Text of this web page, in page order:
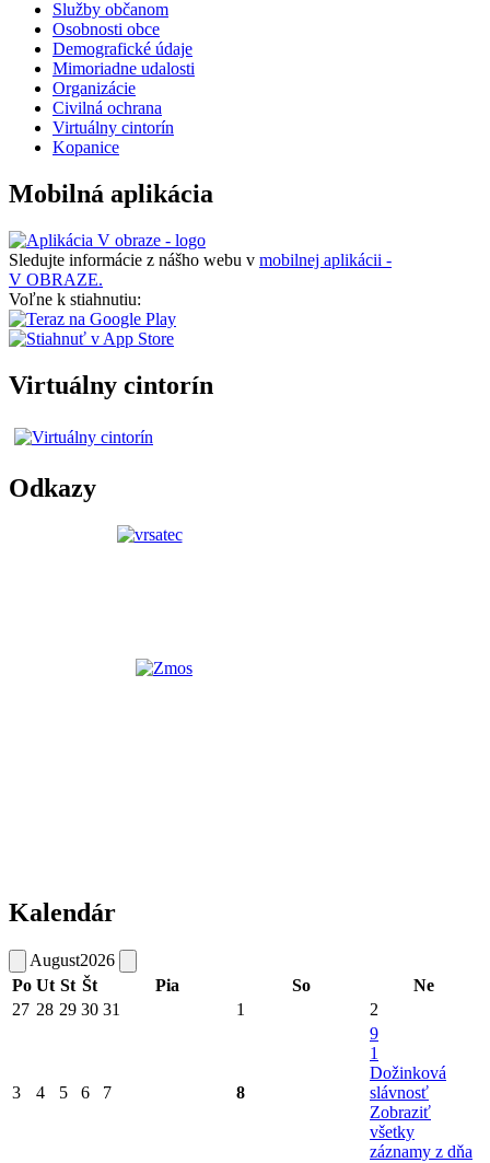
Služby občanom
Osobnosti obce
Demografické údaje
Mimoriadne udalosti
Organizácie
Civilná ochrana
Virtuálny cintorín
Kopanice
Mobilná aplikácia
Sledujte informácie z nášho webu v mobilnej aplikácii -
V OBRAZE.
Voľne k stiahnutiu:
Virtuálny cintorín
Odkazy
Kalendár
August2026
Po Ut St Št Pia So
Ne
27 28 29 30 31 1 2
3 4 5 6 7 8
9
1
Dožinková
slávnosť
Zobraziť
všetky
záznamy z dňa